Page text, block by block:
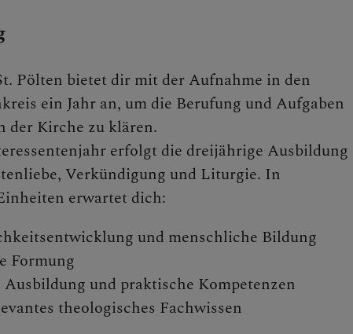
Pölten bietet dir mit der Aufnahme in den
ein Jahr an, um die Berufung und Aufgaben
der Kirche zu klären.
erfolgt die dreijährige Ausbildung
Verkündigung und Liturgie. In
erwartet dich:
und menschliche Bildung
Formung
Ausbildung und praktische Kompetenzen
theologisches Fachwissen